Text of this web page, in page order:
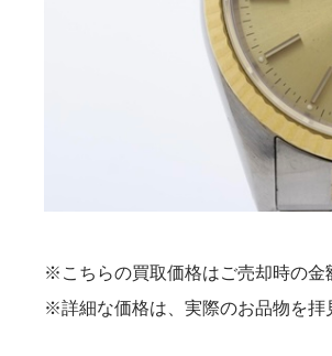
※こちらの買取価格はご売却時の金
※詳細な価格は、実際のお品物を拝